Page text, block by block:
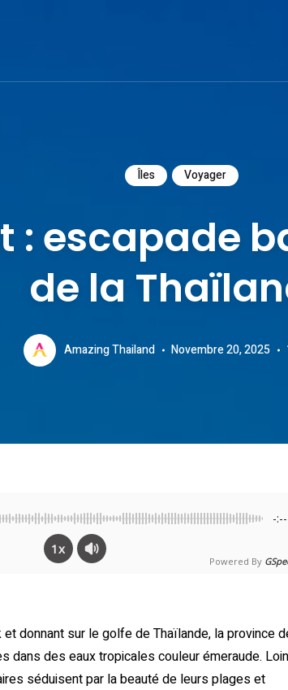
Îles Voyager
: escapade
de la
Amazing Thailand Novembre 20, 2025
-:--
1x
Powered By
donnant sur le golfe de Thaïlande, la province
dans des eaux tropicales couleur émeraude. Loin
séduisent par la beauté de leurs plages et